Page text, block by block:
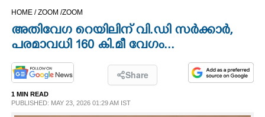
HOME /ZOOM /ZOOM
അതിവേഗ റെയിലിന് വി.ഡി സർക്കാർ,
പരമാവധി 160 കി.മീ വേഗം...
Share
1 MIN READ
PUBLISHED: MAY 23, 2026 01:29 AM IST